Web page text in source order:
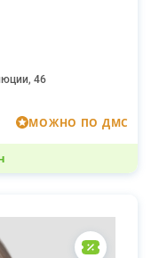
46
МОЖНО ПО ДМС